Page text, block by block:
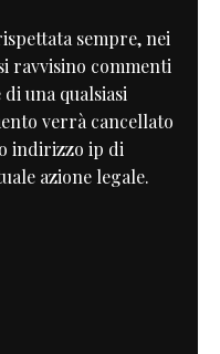
sempre, nei
ravvisino commenti
una qualsiasi
verrà cancellato
indirizzo ip di
azione legale.